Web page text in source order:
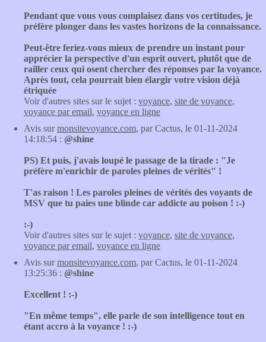
Pendant que vous vous complaisez dans vos certitudes, je
préfère plonger dans les vastes horizons de la connaissance.
Peut-être feriez-vous mieux de prendre un instant pour
apprécier la perspective d'un esprit ouvert, plutôt que de
railler ceux qui osent chercher des réponses par la voyance.
Après tout, cela pourrait bien élargir votre vision déjà
étriquée
Voir d'autres sites sur le sujet : voyance, site de voyance,
voyance par email, voyance en ligne
Avis surmonsitevoyance.com, par Cactus, le 01-11-2024
14:18:54 : @shine
PS) Et puis, j'avais loupé le passage de la tirade : "Je
préfère m'enrichir de paroles pleines de vérités" !
T'as raison ! Les paroles pleines de vérités des voyants de
MSV que tu paies une blinde car addicte au poison ! :-)
:-)
Voir d'autres sites sur le sujet : voyance, site de voyance,
voyance par email, voyance en ligne
Avis surmonsitevoyance.com, par Cactus, le 01-11-2024
13:25:36 : @shine
Excellent ! :-)
"En même temps", elle parle de son intelligence tout en
étant accro à la voyance ! :-)